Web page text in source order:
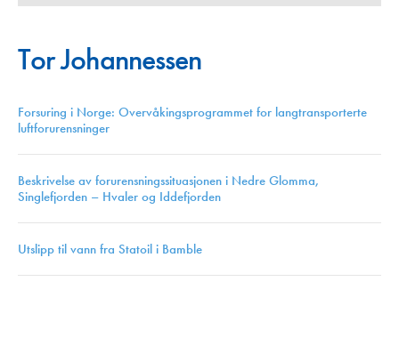
Tor Johannessen
Forsuring i Norge: Overvåkingsprogrammet for langtransporterte
luftforurensninger
Beskrivelse av forurensningssituasjonen i Nedre Glomma,
Singlefjorden – Hvaler og Iddefjorden
Utslipp til vann fra Statoil i Bamble